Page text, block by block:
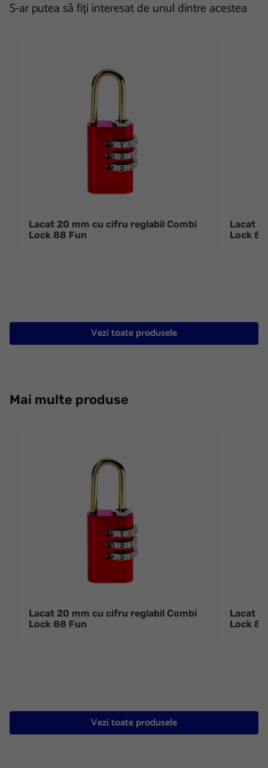
S-ar putea să fiți interesat de unul dintre acestea
Lacat 20 mm cu cifru reglabil Combi
Lock 88 Fun
Lacat
Lock
Vezi toate produsele
Mai multe produse
Lacat 20 mm cu cifru reglabil Combi
Lock 88 Fun
Lacat
Lock
Vezi toate produsele